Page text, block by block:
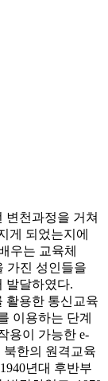
변천과정을 거쳐
게 되었는지에
우는 교육체
가진 성인들을
발달하였다.
활용한 통신교육
이용하는 단계
용이 가능한 e-
북한의 원격교육
년대 후반부